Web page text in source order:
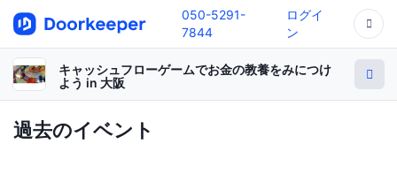
050-5291-
7844
ログイ
ン
キャッシュフローゲームでお金の教養をみにつけ
よう in 大阪
過去のイベント